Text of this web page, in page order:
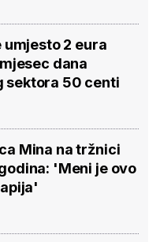
2 eura
dana
sektora 50 centi
Mina na tržnici
'Meni je ovo